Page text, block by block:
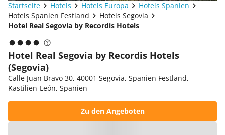
Startseite Hotels Hotels Europa
Hotels Spanien
Hotels Spanien Festland
Hotels Segovia
Hotel Real Segovia by Recordis Hotels
Hotel Real Segovia by Recordis Hotels
(Segovia)
Calle Juan Bravo 30, 40001 Segovia, Spanien Festland,
Kastilien-León, Spanien
Zu den Angeboten